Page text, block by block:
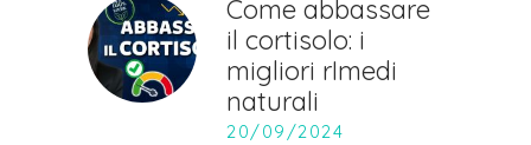
Come abbassare
il cortisolo: i
migliori rImedi
naturali
20/09/2024